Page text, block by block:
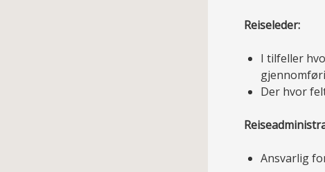
Reiseleder:
I tilfeller
Der hvor
Ansvarlig